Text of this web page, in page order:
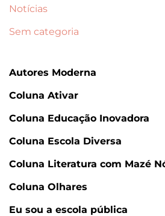
Notícias
Sem categoria
Autores Moderna
Coluna Ativar
Coluna Educação Inovadora
Coluna Escola Diversa
Coluna Literatura com Mazé
Coluna Olhares
Eu sou a escola pública